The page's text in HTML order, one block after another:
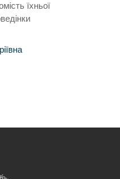
їхньої